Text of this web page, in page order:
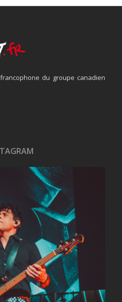
du groupe canadien